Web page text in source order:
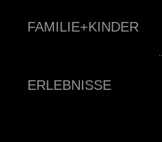
FAMILIE+KINDER
ERLEBNISSE